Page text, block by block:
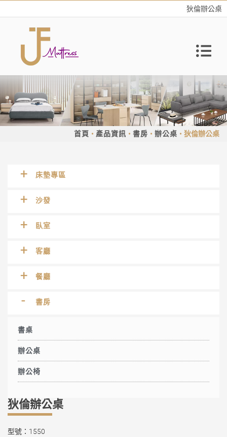
狄倫辦公桌
首頁 產品資訊 書房 辦公桌 狄倫辦公桌
床墊專區
沙發
臥室
客廳
餐廳
書房
書桌
辦公桌
辦公椅
狄倫辦公桌
型號：1550